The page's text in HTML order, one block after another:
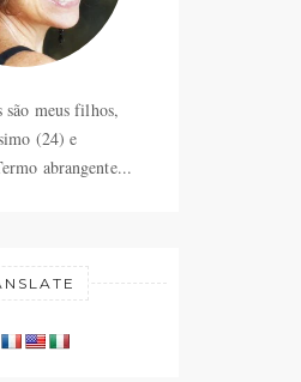
são meus filhos,
(24) e
abrangente...